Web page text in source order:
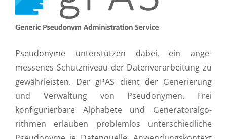
Pseudonyme unterstützen dabei, ein ange­
messenes Schutzniveau der Daten­verarbeitung zu
gewährleisten. Der gPAS dient der Gene­rierung
und Verwaltung von Pseudonymen. Frei
konfigurierbare Alphabete und Generatoralgo­
rithmen erlauben problemlos unterschiedliche